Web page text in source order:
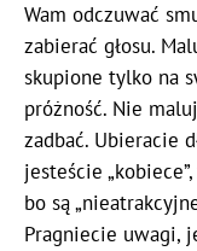
Wam odczuwać
zabierać głosu.
skupione tylko na
próżność. Nie
zadbać. Ubieracie
jesteście
bo są
Pragniecie uwagi,